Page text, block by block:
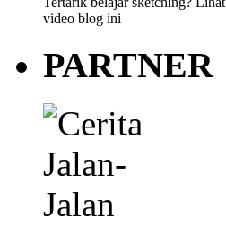
video blog ini
PARTNER